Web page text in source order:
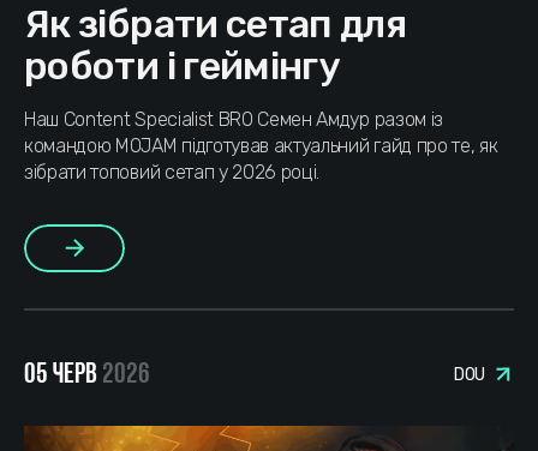
Як зібрати сетап для
роботи і геймінгу
Наш Content Specialist BRO Семен Амдур разом із
командою MOJAM підготував актуальний гайд про те, як
зібрати топовий сетап у 2026 році.
05 ЧЕРВ2026 DOU